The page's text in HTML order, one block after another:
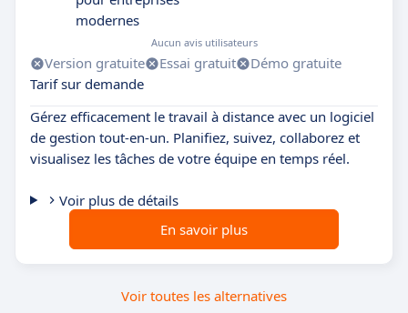
modernes
Aucun avis utilisateurs
Version gratuite Essai gratuit
Démo gratuite
Tarif sur demande
Gérez efficacement le travail à distance avec un logiciel
de gestion tout-en-un. Planifiez, suivez, collaborez et
visualisez les tâches de votre équipe en temps réel.
Voir plus de détails
En savoir plus
Voir toutes les alternatives